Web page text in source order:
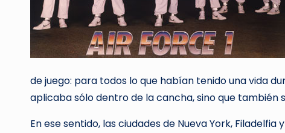
de juego: para todos lo que habían tenido una vida
aplicaba sólo dentro de la cancha, sino que también
En ese sentido, las ciudades de Nueva York,